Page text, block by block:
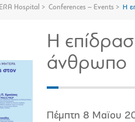
Hospital Conferences – Events Η
Η
άνθρωπο
Πέμπτη 8 Μαϊου